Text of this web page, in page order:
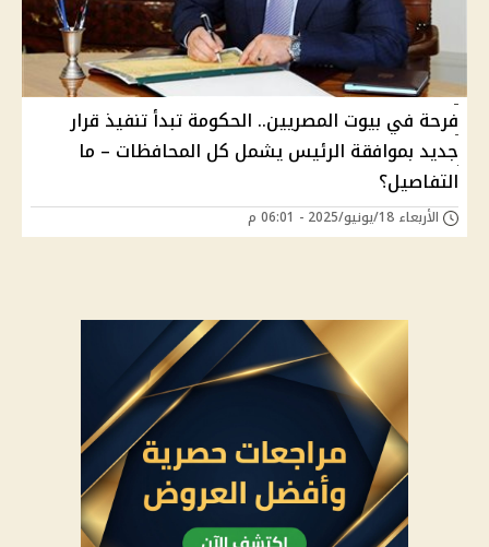
فرحة في بيوت المصريين.. الحكومة تبدأ تنفيذ قرار
جديد بموافقة الرئيس يشمل كل المحافظات – ما
التفاصيل؟
الأربعاء 18/يونيو/2025 - 06:01 م